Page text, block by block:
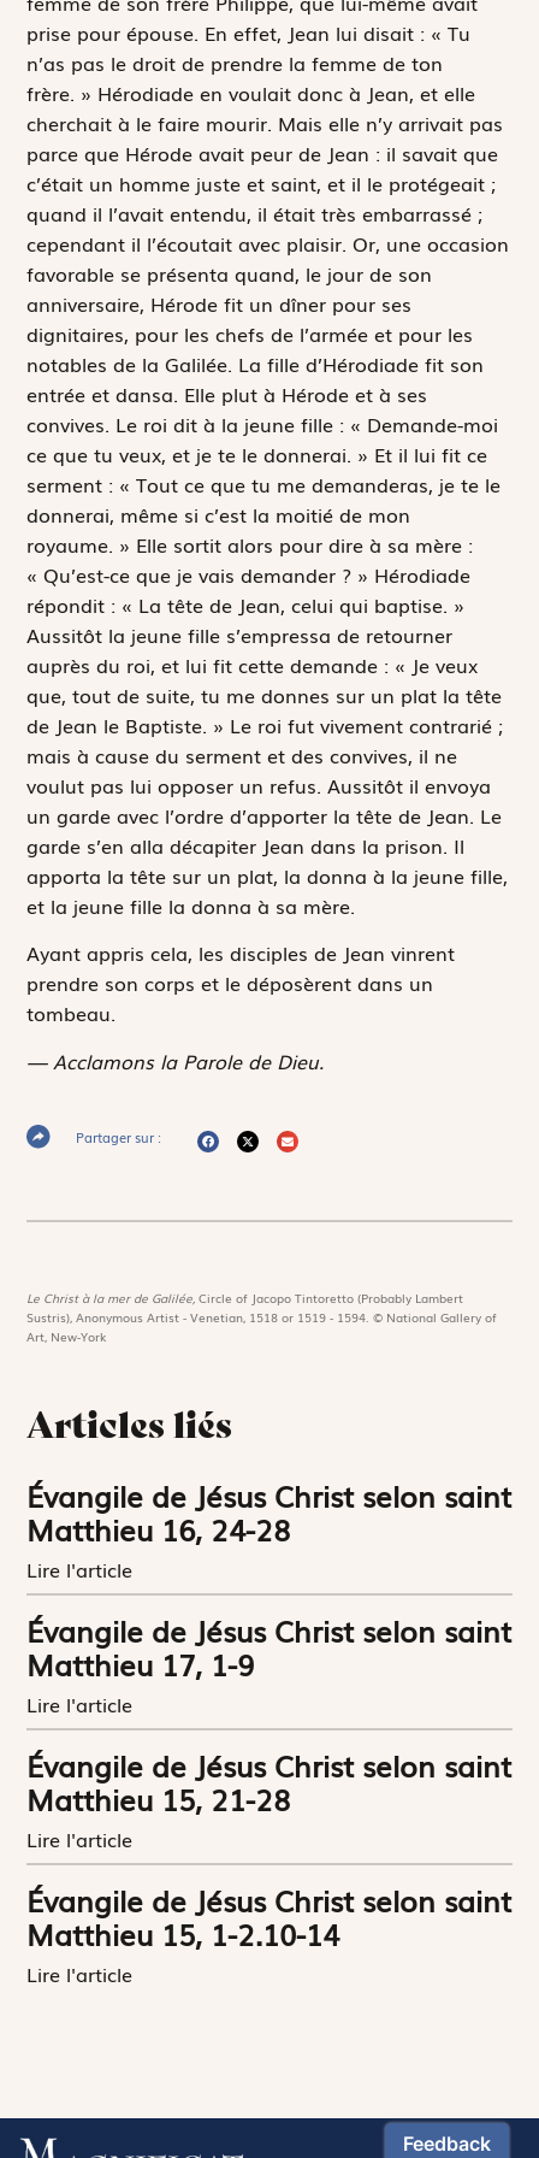
prise pour épouse. En effet, Jean lui disait : « Tu
n’as pas le droit de prendre la femme de ton
frère. » Hérodiade en voulait donc à Jean, et elle
cherchait à le faire mourir. Mais elle n’y arrivait pas
parce que Hérode avait peur de Jean : il savait que
c’était un homme juste et saint, et il le protégeait ;
quand il l’avait entendu, il était très embarrassé ;
cependant il l’écoutait avec plaisir. Or, une occasion
favorable se présenta quand, le jour de son
anniversaire, Hérode fit un dîner pour ses
dignitaires, pour les chefs de l’armée et pour les
notables de la Galilée. La fille d’Hérodiade fit son
entrée et dansa. Elle plut à Hérode et à ses
convives. Le roi dit à la jeune fille : « Demande-moi
ce que tu veux, et je te le donnerai. » Et il lui fit ce
serment : « Tout ce que tu me demanderas, je te le
donnerai, même si c’est la moitié de mon
royaume. » Elle sortit alors pour dire à sa mère :
« Qu’est-ce que je vais demander ? » Hérodiade
répondit : « La tête de Jean, celui qui baptise. »
Aussitôt la jeune fille s’empressa de retourner
auprès du roi, et lui fit cette demande : « Je veux
que, tout de suite, tu me donnes sur un plat la tête
de Jean le Baptiste. » Le roi fut vivement contrarié ;
mais à cause du serment et des convives, il ne
voulut pas lui opposer un refus. Aussitôt il envoya
un garde avec l’ordre d’apporter la tête de Jean. Le
garde s’en alla décapiter Jean dans la prison. Il
apporta la tête sur un plat, la donna à la jeune fille,
et la jeune fille la donna à sa mère.
Ayant appris cela, les disciples de Jean vinrent
prendre son corps et le déposèrent dans un
tombeau.
— Acclamons la Parole de Dieu.
Partager sur :
Le Christ à la mer de Galilée,Circle of Jacopo Tintoretto (Probably Lambert
Sustris), Anonymous Artist - Venetian, 1518 or 1519 - 1594. © National Gallery of
Art, New-York
Articles liés
Évangile de Jésus Christ selon saint
Matthieu 16, 24-28
Lire l'article
Évangile de Jésus Christ selon saint
Matthieu 17, 1-9
Lire l'article
Évangile de Jésus Christ selon saint
Matthieu 15, 21-28
Lire l'article
Évangile de Jésus Christ selon saint
Matthieu 15, 1-2.10-14
Lire l'article